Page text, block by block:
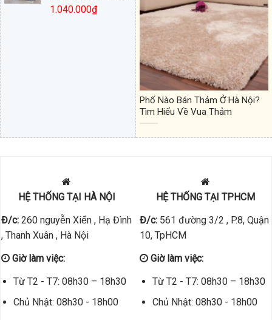
1.040.000₫
Phố Nào Bán Thảm Ở Hà Nội?
Tìm Hiểu Về Vua Thảm
HỆ THỐNG TẠI HÀ NỘI
Đ/c:260 nguyễn Xiển , Hạ Đình
, Thanh Xuân , Hà Nội
Giờ làm việc:
Từ T2 - T7: 08h30 – 18h30
Chủ Nhật: 08h30 - 18h00
HỆ THỐNG TẠI TPHCM
Đ/c:561 đường 3/2 , P.8, Quận
10, TpHCM
Giờ làm việc:
Từ T2 - T7: 08h30 – 18h30
Chủ Nhật: 08h30 - 18h00